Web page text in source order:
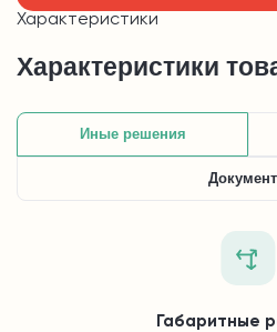
Характеристики
Характеристики
Иные решения
Габаритные